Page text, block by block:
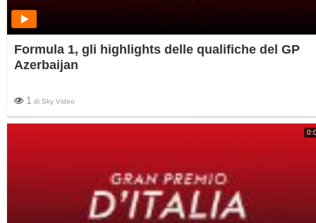
Formula 1, gli highlights delle qualifiche del GP
Azerbaijan
1 di Sky Video